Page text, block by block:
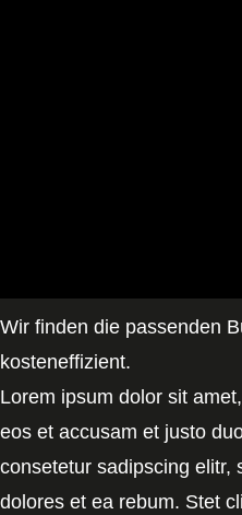
Wir finden die passenden
kosteneffizient.
Lorem ipsum dolor sit
eos et accusam et justo
consetetur sadipscing elitr,
dolores et ea rebum. Stet